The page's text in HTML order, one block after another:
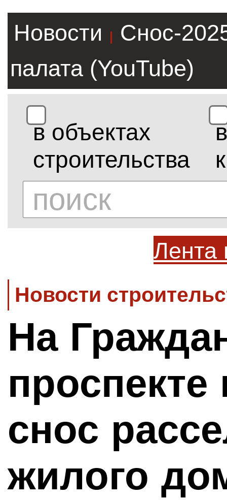
Новости |
Снос-
палата (YouTube)
в объектах
строительства
в
Лента
Новости
На
проспекте
снос
жилого